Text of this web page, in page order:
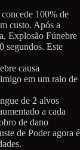
100% de
custo. Após a
Explosão Fúnebre
segundos. Este
causa
em um raio de
de 2 alvos
a cada
de dano
de Poder agora é